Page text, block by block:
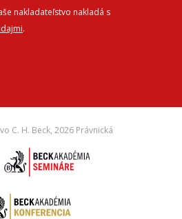
nakladateľstvo nakladá s
.
C. H. Beck, 2026 Právnická